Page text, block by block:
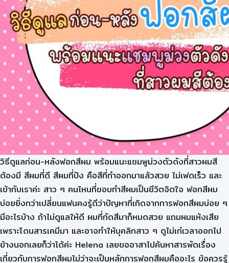
วิธีดูแลก่อน-หลังฟอกสีผม พร้อมแนะแชมพูม่วงตัวดังที่สาวผมสี
ต้องมี สีผมที่ดี สีผมที่ปัง คือสีที่ทำออกมาแล้วสวย ไม่เฟดเร็ว และ
เข้ากับเราค่ะ สาว ๆ คนไหนที่ชอบทำสีผมเป็นชีวิตจิตใจ ฟอกสีผม
บ่อยยิ่งกว่าเปลี่ยนแฟนคงรู้ดีว่าปัญหาที่เกิดจากการฟอกสีผมบ่อย ๆ
มีอะไรบ้าง ถ้าไม่ดูแลให้ดี ผมที่กัดสีมาก็หมดสวย แถมผมแห้งเสีย
เพราะโดนสารเคมีมา และอาจทำให้บุคลิกสาว ๆ ดูไม่เก๋เวลาออกไป
ข้างนอกเลยก็ว่าได้ค่ะ Helena เลยขออาสาไปค้นหาสารพัดเรื่อง
เกี่ยวกับการฟอกสีผมไม่ว่าจะเป็นหลักการฟอกสีผมคืออะไร ข้อควรรู้